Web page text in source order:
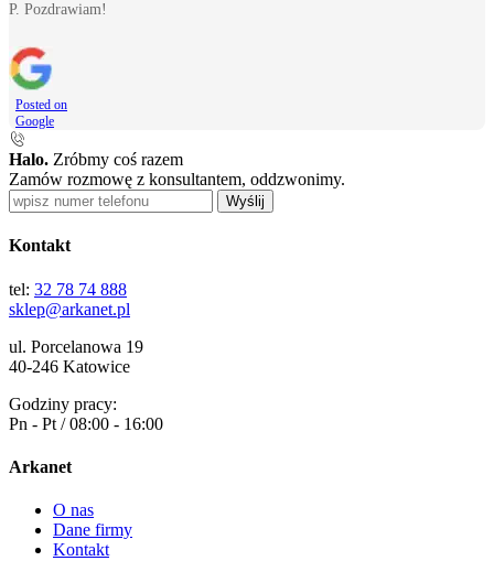
P. Pozdrawiam!
Posted on
Google
Halo. Zróbmy coś razem
Zamów rozmowę z konsultantem, oddzwonimy.
Wyślij
Kontakt
tel: 32 78 74 888
sklep@arkanet.pl
ul. Porcelanowa 19
40-246 Katowice
Godziny pracy:
Pn - Pt / 08:00 - 16:00
Arkanet
O nas
Dane firmy
Kontakt